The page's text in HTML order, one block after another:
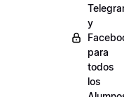
y
para
todos
los